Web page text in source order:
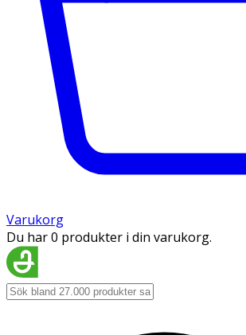
Varukorg
Du har 0 produkter i din varukorg.